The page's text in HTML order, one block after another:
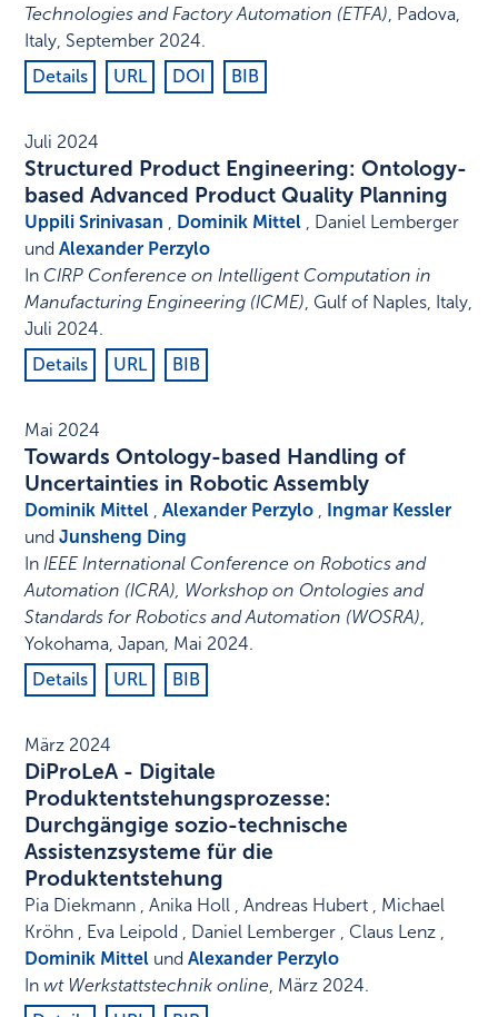
Technologies and Factory Automation (ETFA), Padova,
Italy, September 2024.
Details
URL DOI BIB
Juli 2024
Structured Product Engineering: Ontology-
based Advanced Product Quality Planning
Uppili Srinivasan , Dominik Mittel , Daniel Lemberger
undAlexander Perzylo
In CIRP Conference on Intelligent Computation in
Manufacturing Engineering (ICME), Gulf of Naples, Italy,
Juli 2024.
Details
URL BIB
Mai 2024
Towards Ontology-based Handling of
Uncertainties in Robotic Assembly
Dominik Mittel ,Alexander Perzylo , Ingmar Kessler
undJunsheng Ding
InIEEE International Conference on Robotics and
Automation (ICRA), Workshop on Ontologies and
Standards for Robotics and Automation (WOSRA),
Yokohama, Japan, Mai 2024.
Details
URL BIB
März 2024
DiProLeA - Digitale
Produktentstehungsprozesse:
Durchgängige sozio-technische
Assistenzsysteme für die
Produktentstehung
Pia Diekmann , Anika Holl , Andreas Hubert , Michael
Kröhn , Eva Leipold , Daniel Lemberger , Claus Lenz ,
Dominik Mittel undAlexander Perzylo
In wt Werkstattstechnik online, März 2024.